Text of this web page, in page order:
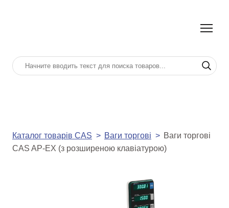
Каталог товарів CAS Ваги торгові
Ваги торгові
CAS AP-EX (з розширеною клавіатурою)